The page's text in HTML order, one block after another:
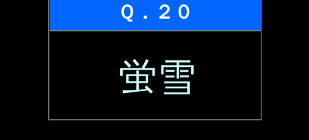
Ｑ．２０
蛍雪